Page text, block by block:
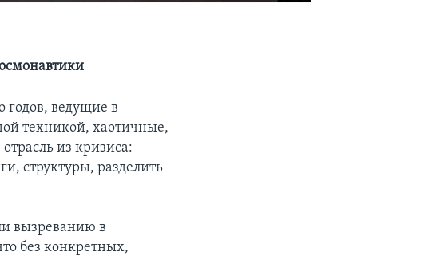
годов, ведущие в
техникой, хаотичные,
из кризиса:
структуры, разделить
вызреванию в
без конкретных,